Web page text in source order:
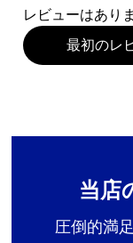
レビューはあり
最初のレ
当店
圧倒的満